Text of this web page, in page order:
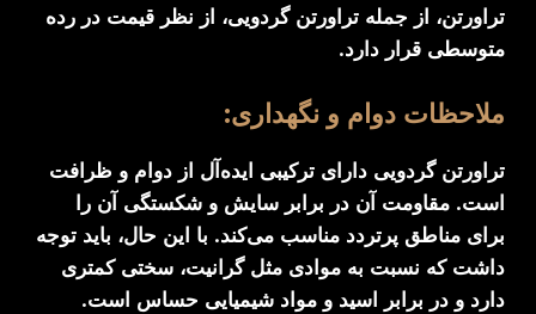
تراورتن، از جمله تراورتن گردویی، از نظر قیمت در رده
متوسطی قرار دارد.
ملاحظات دوام و نگهداری:
تراورتن گردویی دارای ترکیبی ایده‌آل از دوام و ظرافت
است. مقاومت آن در برابر سایش و شکستگی آن را
برای مناطق پرتردد مناسب می‌کند. با این حال، باید توجه
داشت که نسبت به موادی مثل گرانیت، سختی کمتری
دارد و در برابر اسید و مواد شیمیایی حساس است.